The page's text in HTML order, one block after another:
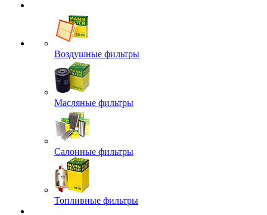
Воздушные фильтры
Масляные фильтры
Салонные фильтры
Топливные фильтры